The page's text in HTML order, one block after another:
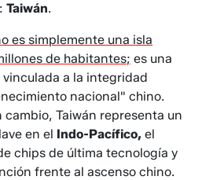
Taiwán.
es simplemente una isla
de habitantes; es una
a la integridad
nacional" chino.
cambio, Taiwán representa un
en el Indo-Pacífico,el
chips de última tecnología y
frente al ascenso chino.